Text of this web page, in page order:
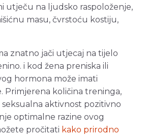
utječu na ljudsko raspoloženje,
masu, čvrstoću kostiju,
znatno jači utjecaj na tijelo
i kod žena preniska ili
hormona može imati
Primjerena količina treninga,
aktivnost pozitivno
optimalne razine ovog
pročitati kako prirodno